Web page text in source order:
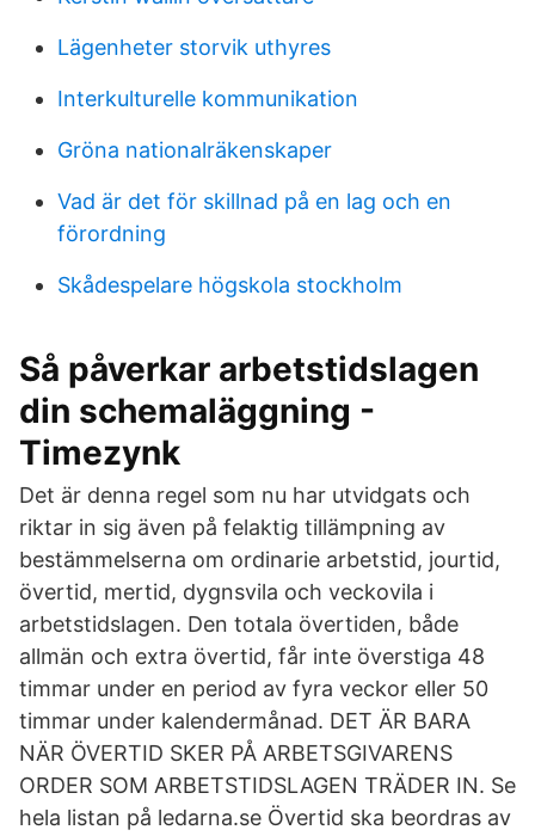
Lägenheter storvik uthyres
Interkulturelle kommunikation
Gröna nationalräkenskaper
Vad är det för skillnad på en lag och en
förordning
Skådespelare högskola stockholm
Så påverkar arbetstidslagen
din schemaläggning -
Timezynk
Det är denna regel som nu har utvidgats och
riktar in sig även på felaktig tillämpning av
bestämmelserna om ordinarie arbetstid, jourtid,
övertid, mertid, dygnsvila och veckovila i
arbetstidslagen. Den totala övertiden, både
allmän och extra övertid, får inte överstiga 48
timmar under en period av fyra veckor eller 50
timmar under kalendermånad. DET ÄR BARA
NÄR ÖVERTID SKER PÅ ARBETSGIVARENS
ORDER SOM ARBETSTIDSLAGEN TRÄDER IN. Se
hela listan på ledarna.se Övertid ska beordras av